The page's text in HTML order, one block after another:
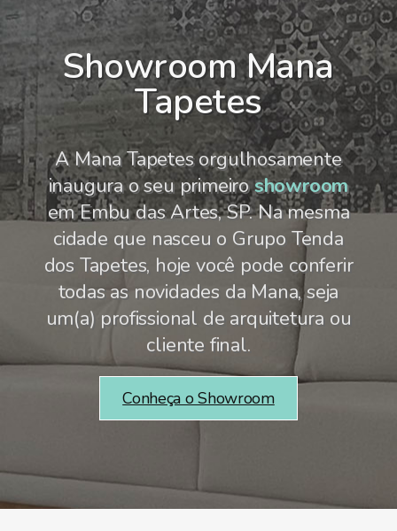
Showroom Mana
Tapetes
A Mana Tapetes orgulhosamente
inaugura o seu primeiroshowroom
em Embu das Artes, SP. Na mesma
cidade que nasceu o Grupo Tenda
dos Tapetes, hoje você pode conferir
todas as novidades da Mana, seja
um(a) profissional de arquitetura ou
cliente final.
Conheça o Showroom